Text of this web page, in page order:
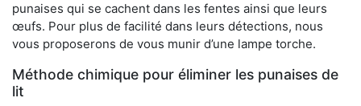
punaises qui se cachent dans les fentes ainsi que leurs
œufs. Pour plus de facilité dans leurs détections, nous
vous proposerons de vous munir d’une lampe torche.
Méthode chimique pour éliminer les punaises de
lit